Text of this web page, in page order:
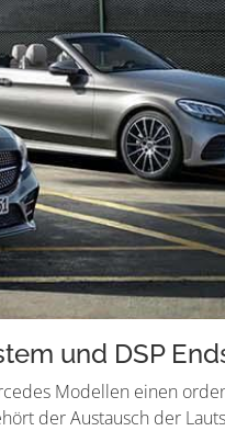
und DSP
Modellen einen
der Austausch der